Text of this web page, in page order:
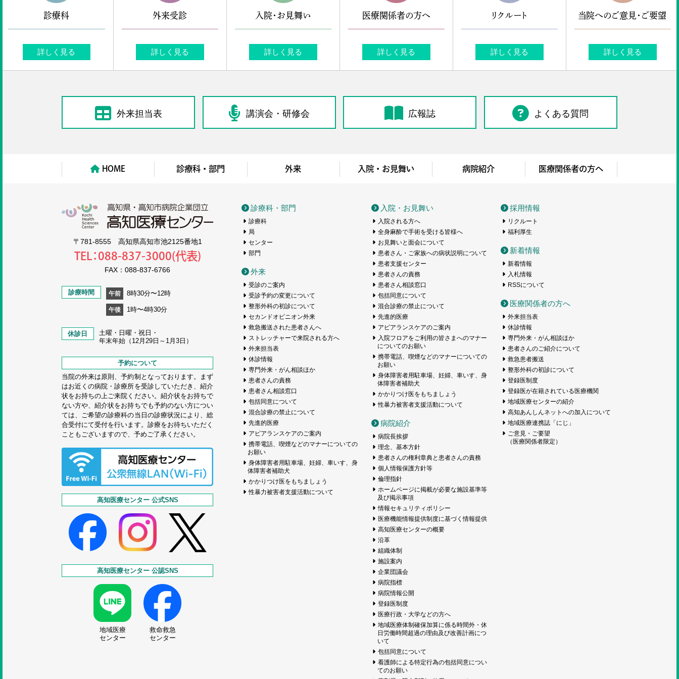
診療科
詳しく見る
外来受診
詳しく見る
入院・お見舞い
詳しく見る
医療関係者の方へ
詳しく見る
リクルート
詳しく見る
当院へのご意見・ご要望
詳しく見る
外来担当表 講演会・研修会 広報誌 よくある質問
HOME 診療科・部門 外来 入院・お見舞い 病院紹介 医療関係者の方へ
高知医療センター
〒781-8555 高知県高知市池2125番地1
TEL：088-837-3000(代表)
FAX：088-837-6766
診療時間 午前 8時30分〜12時
午後 1時〜4時30分
休診日
土曜・日曜・祝日・
年末年始（12月29日～1月3日）
予約について
当院の外来は原則、予約制となっております。まず
はお近くの病院・診療所を受診していただき、紹介
状をお持ちの上ご来院ください。紹介状をお持ちで
ない方や、紹介状をお持ちでも予約のない方につい
ては、ご希望の診療科の当日の診療状況により、総
合受付にて受付を行います。診療をお待ちいただく
こともございますので、予めご了承ください。
高知医療センター 公式SNS
高知医療センター 公認SNS
地域医療
センター
救命救急
センター
診療科・部門
診療科
局
センター
部門
外来
受診のご案内
受診予約の変更について
整形外科の初診について
セカンドオピニオン外来
救急搬送された患者さんへ
ストレッチャーで来院される方へ
外来担当表
休診情報
専門外来・がん相談ほか
患者さんの責務
患者さん相談窓口
包括同意について
混合診療の禁止について
先進的医療
アピアランスケアのご案内
携帯電話、喫煙などのマナーについての
お願い
身体障害者用駐車場、妊婦、車いす、身
体障害者補助犬
かかりつけ医をもちましょう
性暴力被害者支援活動について
入院・お見舞い
入院される方へ
全身麻酔で手術を受ける皆様へ
お見舞いと面会について
患者さん・ご家族への病状説明について
患者支援センター
患者さんの責務
患者さん相談窓口
包括同意について
混合診療の禁止について
先進的医療
アピアランスケアのご案内
入院フロアをご利用の皆さまへのマナー
についてのお願い
携帯電話、喫煙などのマナーについての
お願い
身体障害者用駐車場、妊婦、車いす、身
体障害者補助犬
かかりつけ医をもちましょう
性暴力被害者支援活動について
病院紹介
病院長挨拶
理念、基本方針
患者さんの権利章典と患者さんの責務
個人情報保護方針等
倫理指針
ホームページに掲載が必要な施設基準等
及び掲示事項
情報セキュリティポリシー
医療機能情報提供制度に基づく情報提供
高知医療センターの概要
沿革
組織体制
施設案内
企業団議会
病院指標
病院情報公開
登録医制度
医療行政・大学などの方へ
地域医療体制確保加算に係る時間外・休
日労働時間超過の理由及び改善計画につ
いて
包括同意について
看護師による特定行為の包括同意につい
てのお願い
採用情報
リクルート
福利厚生
新着情報
新着情報
入札情報
RSSについて
医療関係者の方へ
外来担当表
休診情報
専門外来・がん相談ほか
患者さんのご紹介について
救急患者搬送
整形外科の初診について
登録医制度
登録医が在籍されている医療機関
地域医療センターの紹介
高知あんしんネットへの加入について
地域医療連携誌「にじ」
ご意見・ご要望
（医療関係者限定）